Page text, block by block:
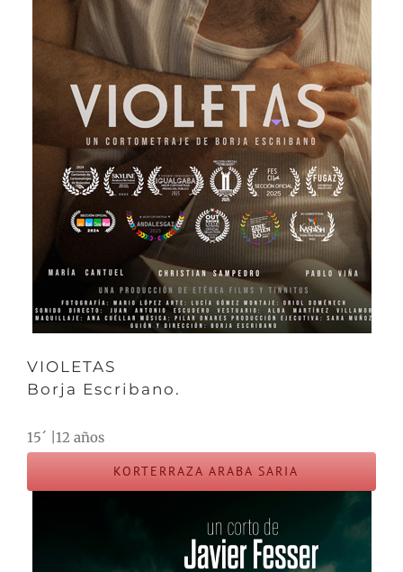
VIOLETAS
Borja Escribano.
15´ |12 años
KORTERRAZA ARABA SARIA